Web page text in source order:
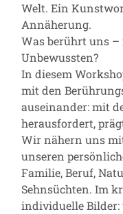
Welt. Ein
Annäherung.
Was berührt uns
Unbewussten?
In diesem
mit den
auseinander: mit
herausfordert,
Wir nähern uns
unseren
Familie, Beruf,
Sehnsüchten. Im
individuelle